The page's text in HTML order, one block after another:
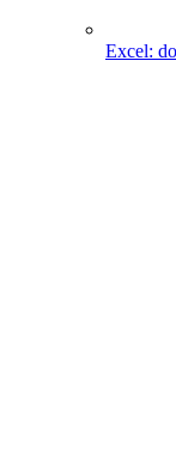
Excel: